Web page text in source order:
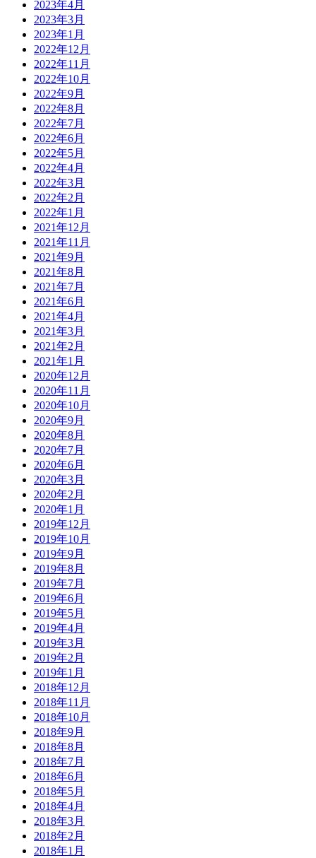
2023年4月
2023年3月
2023年1月
2022年12月
2022年11月
2022年10月
2022年9月
2022年8月
2022年7月
2022年6月
2022年5月
2022年4月
2022年3月
2022年2月
2022年1月
2021年12月
2021年11月
2021年9月
2021年8月
2021年7月
2021年6月
2021年4月
2021年3月
2021年2月
2021年1月
2020年12月
2020年11月
2020年10月
2020年9月
2020年8月
2020年7月
2020年6月
2020年3月
2020年2月
2020年1月
2019年12月
2019年10月
2019年9月
2019年8月
2019年7月
2019年6月
2019年5月
2019年4月
2019年3月
2019年2月
2019年1月
2018年12月
2018年11月
2018年10月
2018年9月
2018年8月
2018年7月
2018年6月
2018年5月
2018年4月
2018年3月
2018年2月
2018年1月